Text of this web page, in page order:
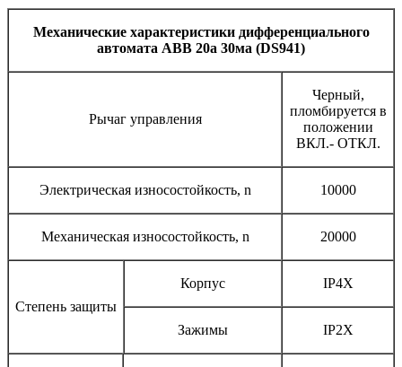
Механические характеристики дифференциального
автомата ABB 20а 30ма (DS941)
Рычаг управления
Черный,
пломбируется в
положении
ВКЛ.- ОТКЛ.
Электрическая износостойкость, n 10000
Механическая износостойкость, n 20000
Степень защиты
Корпус IP4X
Зажимы IP2X